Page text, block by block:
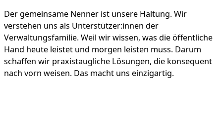
Der gemeinsame Nenner ist unsere Haltung. Wir
verstehen uns als Unterstützer:innen der
Verwaltungsfamilie. Weil wir wissen, was die öffentliche
Hand heute leistet und morgen leisten muss. Darum
schaffen wir praxistaugliche Lösungen, die konsequent
nach vorn weisen. Das macht uns einzigartig.